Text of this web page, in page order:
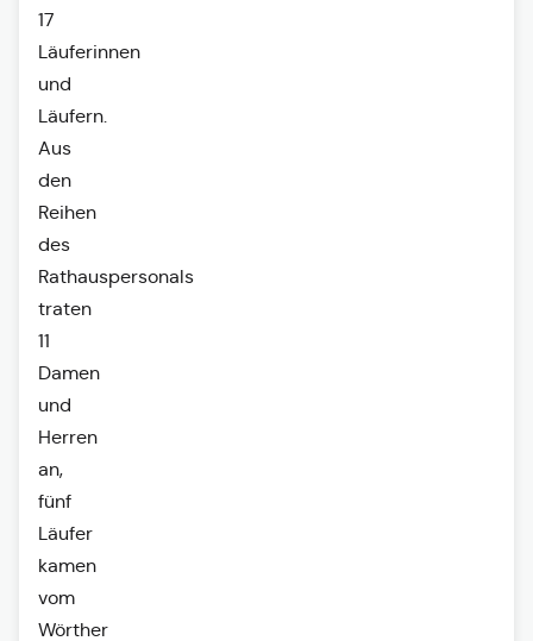
17
Läuferinnen
und
Läufern.
Aus
den
Reihen
des
Rathauspersonals
traten
11
Damen
und
Herren
an,
fünf
Läufer
kamen
vom
Wörther